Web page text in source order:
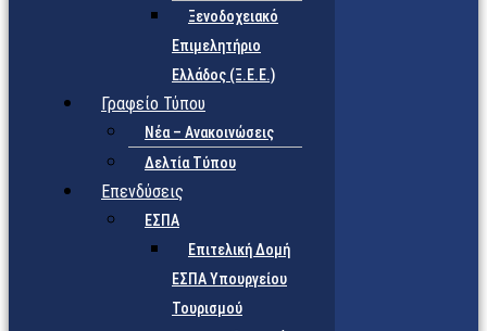
Ξενοδοχειακό
Επιμελητήριο
Ελλάδος (Ξ.Ε.Ε.)
Γραφείο Τύπου
Νέα – Ανακοινώσεις
Δελτία Τύπου
Επενδύσεις
ΕΣΠΑ
Επιτελική Δομή
ΕΣΠΑ Υπουργείου
Τουρισμού